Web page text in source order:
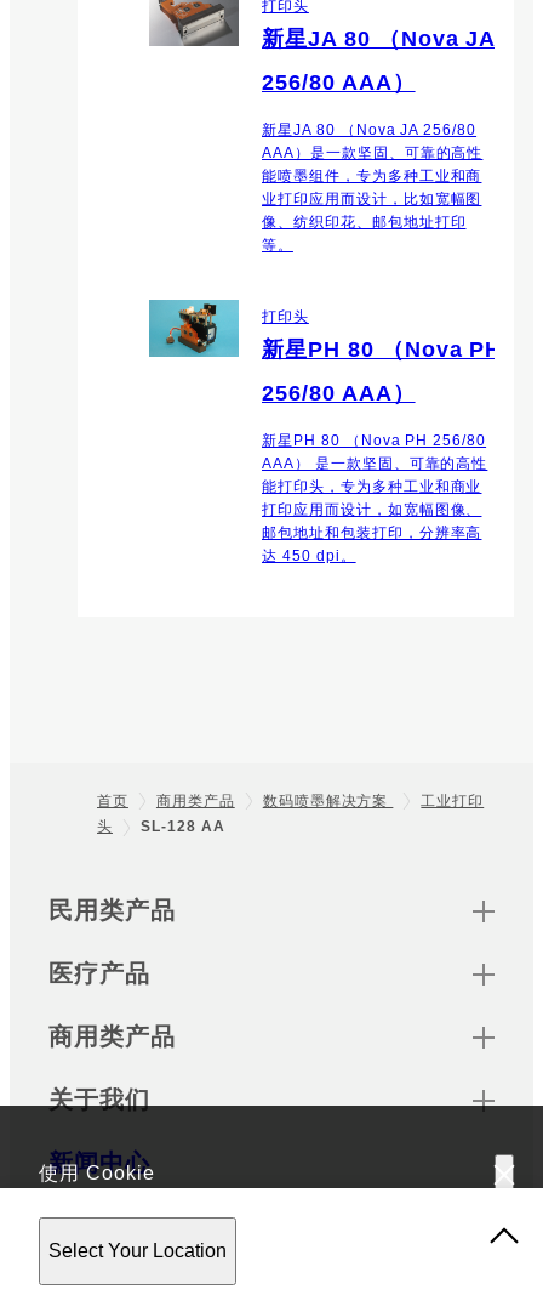
使用 Cookie
该网站使用 Cookie。使用该网站，表示您同意我们的
策 。
Select Your Location
打印头
新星JA 80 （Nova JA
256/80 AAA）
新星JA 80 （Nova JA 256/80
AAA）是一款坚固、可靠的高性
能喷墨组件，专为多种工业和商
业打印应用而设计，比如宽幅图
像、纺织印花、邮包地址打印
等。
打印头
新星PH 80 （Nova PH
256/80 AAA）
新星PH 80 （Nova PH 256/80
AAA） 是一款坚固、可靠的高性
能打印头，专为多种工业和商业
打印应用而设计，如宽幅图像、
邮包地址和包装打印，分辨率高
达 450 dpi。
Footer
首页 商用类产品 数码喷墨解决方案
工业打印
头
SL-128 AA
Sitemap
民用类产品
医疗产品
商用类产品
关于我们
新闻中心
Official Social Media Accounts